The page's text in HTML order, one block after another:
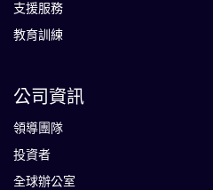
支援服務
教育訓練
公司資訊
領導團隊
投資者
全球辦公室